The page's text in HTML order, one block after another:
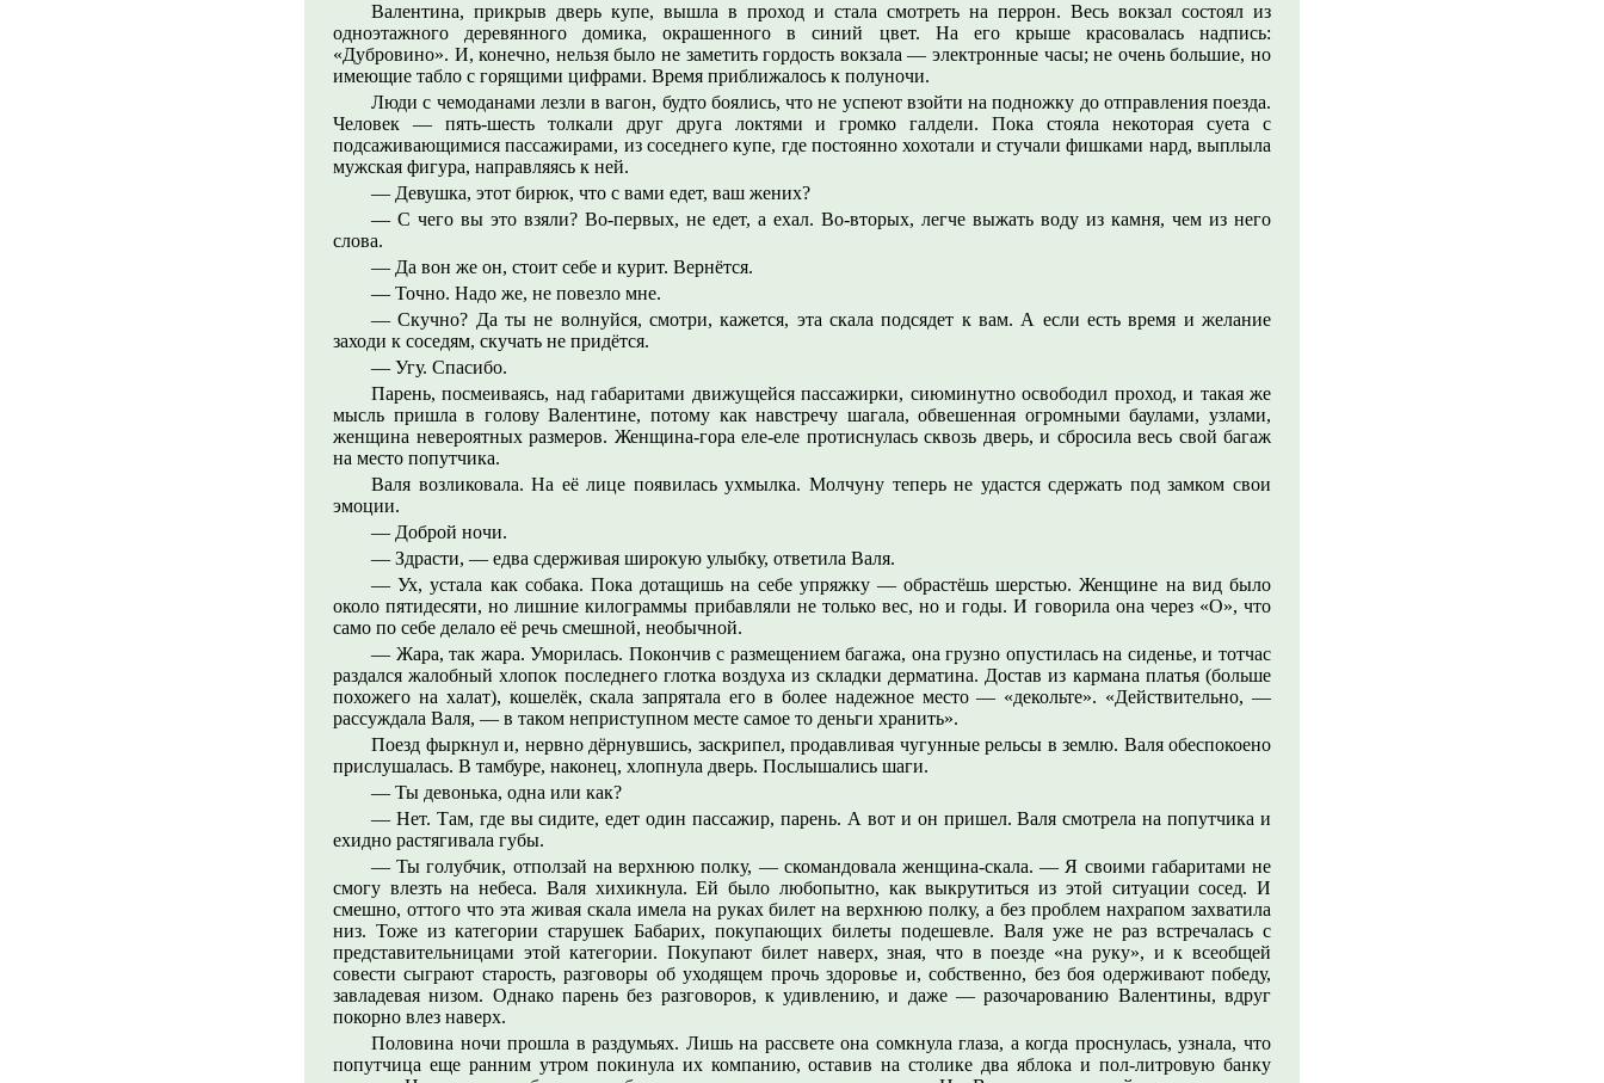
Валентина, прикрыв дверь купе, вышла в проход и стала смотреть на перрон. Весь вокзал состоял из
одноэтажного деревянного домика, окрашенного в синий цвет. На его крыше красовалась надпись:
«Дубровино». И, конечно, нельзя было не заметить гордость вокзала — электронные часы; не очень большие, но
имеющие табло с горящими цифрами. Время приближалось к полуночи.
Люди с чемоданами лезли в вагон, будто боялись, что не успеют взойти на подножку до отправления поезда.
Человек — пять-шесть толкали друг друга локтями и громко галдели. Пока стояла некоторая суета с
подсаживающимися пассажирами, из соседнего купе, где постоянно хохотали и стучали фишками нард, выплыла
мужская фигура, направляясь к ней.
— Девушка, этот бирюк, что с вами едет, ваш жених?
— С чего вы это взяли? Во-первых, не едет, а ехал. Во-вторых, легче выжать воду из камня, чем из него
слова.
— Да вон же он, стоит себе и курит. Вернётся.
— Точно. Надо же, не повезло мне.
— Скучно? Да ты не волнуйся, смотри, кажется, эта скала подсядет к вам. А если есть время и желание
заходи к соседям, скучать не придётся.
— Угу. Спасибо.
Парень, посмеиваясь, над габаритами движущейся пассажирки, сиюминутно освободил проход, и такая же
мысль пришла в голову Валентине, потому как навстречу шагала, обвешенная огромными баулами, узлами,
женщина невероятных размеров. Женщина-гора еле-еле протиснулась сквозь дверь, и сбросила весь свой багаж
на место попутчика.
Валя возликовала. На её лице появилась ухмылка. Молчуну теперь не удастся сдержать под замком свои
эмоции.
— Доброй ночи.
— Здрасти, — едва сдерживая широкую улыбку, ответила Валя.
— Ух, устала как собака. Пока дотащишь на себе упряжку — обрастёшь шерстью. Женщине на вид было
около пятидесяти, но лишние килограммы прибавляли не только вес, но и годы. И говорила она через «О», что
само по себе делало её речь смешной, необычной.
— Жара, так жара. Уморилась. Покончив с размещением багажа, она грузно опустилась на сиденье, и тотчас
раздался жалобный хлопок последнего глотка воздуха из складки дерматина. Достав из кармана платья (больше
похожего на халат), кошелёк, скала запрятала его в более надежное место — «декольте». «Действительно, —
рассуждала Валя, — в таком неприступном месте самое то деньги хранить».
Поезд фыркнул и, нервно дёрнувшись, заскрипел, продавливая чугунные рельсы в землю. Валя обеспокоено
прислушалась. В тамбуре, наконец, хлопнула дверь. Послышались шаги.
— Ты девонька, одна или как?
— Нет. Там, где вы сидите, едет один пассажир, парень. А вот и он пришел. Валя смотрела на попутчика и
ехидно растягивала губы.
— Ты голубчик, отползай на верхнюю полку, — скомандовала женщина-скала. — Я своими габаритами не
смогу влезть на небеса. Валя хихикнула. Ей было любопытно, как выкрутиться из этой ситуации сосед. И
смешно, оттого что эта живая скала имела на руках билет на верхнюю полку, а без проблем нахрапом захватила
низ. Тоже из категории старушек Бабарих, покупающих билеты подешевле. Валя уже не раз встречалась с
представительницами этой категории. Покупают билет наверх, зная, что в поезде «на руку», и к всеобщей
совести сыграют старость, разговоры об уходящем прочь здоровье и, собственно, без боя одерживают победу,
завладевая низом. Однако парень без разговоров, к удивлению, и даже — разочарованию Валентины, вдруг
покорно влез наверх.
Половина ночи прошла в раздумьях. Лишь на рассвете она сомкнула глаза, а когда проснулась, узнала, что
попутчица еще ранним утром покинула их компанию, оставив на столике два яблока и пол-литровую банку